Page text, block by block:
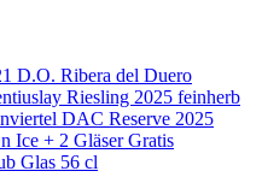
D.O. Ribera del Duero
Riesling 2025 feinherb
DAC Reserve 2025
Ice + 2 Gläser Gratis
Glas 56 cl